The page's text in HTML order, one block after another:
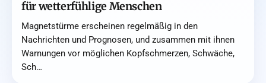
für wetterfühlige Menschen
Magnetstürme erscheinen regelmäßig in den
Nachrichten und Prognosen, und zusammen mit ihnen
Warnungen vor möglichen Kopfschmerzen, Schwäche,
Sch…